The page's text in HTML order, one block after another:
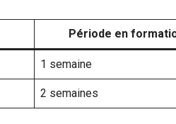
Période en
1 semaine
2 semaines